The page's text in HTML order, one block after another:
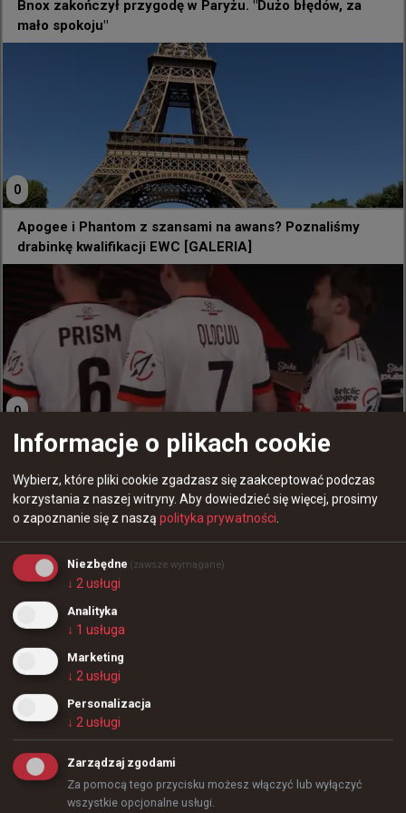
Zdecydowałem o zamknijęciu projektu GO GO CS:GO
oraz o stopniowym, wygaszaniu mojej aktywności
streamingowej.
Przez lata oddawałem internetowi, projektom i
społeczności cały swój czas, energię i zdrowie.
Budowałem inicjatywy, dawałem szanse innym i
starałem się ciągnąć ten wózek najlepiej, jak potrafiłem.
W pewnym momencie trzeba jednak stanąć w prawdzie
przed samym sobą i zapytać: gdzie w tym wszystkim
Dotarłem do granicy, w której nie mam już chęci ani
potrzeby robienia czegokolwiek wbrew sobie czy na
siłę dla osób trzecich. Wyciągam wtyczkę z projektów,
które zjadają mój czas i uwagę, bo moje priorytety są
dziś w zupełnie innym miejscu. Muszę zadbać o siebie,
o swoje zdrowie, spokój i najbliższych, którzy są dla
mnie najważniejsi.
Dziękuję każdemu, kto przez te wszystkie lata szczerze
ze mną był, wspierał moje inicjatywy i rozumiał, czym
jest twarde, uczciwe podejście. Nie znikam z dnia na
dzień po angielsku, ale tryb mojej obecności w sieci
ulega całkowitej zmianie.
pierwszym miejscu.
Patryk "easy" Dzięcioł
671 10
Bnox zakończył przygodę w Paryżu. "Dużo błędów, za
mało spokoju"
0
Apogee i Phantom z szansami na awans? Poznaliśmy
drabinkę kwalifikacji EWC [GALERIA]
0
EYEBALLERS musiało zmienić koszulki w trakcie meczu
+1
Dzisiejsze warunki na EWC nie należą do najłatwiejszych
Informacje o plikach cookie
Wybierz, które pliki cookie zgadzasz się zaakceptować podczas
korzystania z naszej witryny. Aby dowiedzieć się więcej, prosimy
o zapoznanie się z naszą polityka prywatności.
Niezbędne (zawsze wymagane)
↓ 2usługi
Analityka
↓ 1 usługa
Marketing
↓ 2usługi
Personalizacja
↓ 2usługi
Zarządzaj zgodami
Za pomocą tego przycisku możesz włączyć lub wyłączyć
wszystkie opcjonalne usługi.